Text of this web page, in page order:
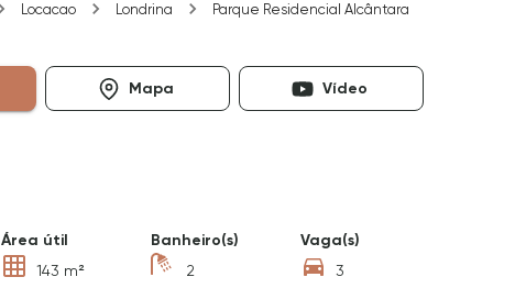
Locacao Londrina
Parque Residencial Alcântara
Mapa Vídeo
Área útil
143 m²
Banheiro(s)
2
Vaga(s)
3